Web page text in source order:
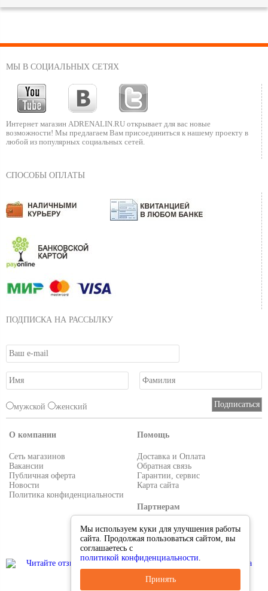
МЫ В СОЦИАЛЬНЫХ СЕТЯХ
Интернет магазин ADRENALIN.RU открывает для вас новые
возможности! Мы предлагаем Вам присоединиться к нашему проекту в
любой из популярных социальных сетей.
СПОСОБЫ ОПЛАТЫ
ПОДПИСКА НА РАССЫЛКУ
мужской женский
О компании
Сеть магазинов
Вакансии
Публичная оферта
Новости
Политика конфиденциальности
Помощь
Доставка и Оплата
Обратная связь
Гарантии, сервис
Карта сайта
Партнерам
Условия работы
Реквизиты
Мы используем куки для улучшения работы
сайта. Продолжая пользоваться сайтом, вы
соглашаетесь с
политикой конфиденциальности.
Принять